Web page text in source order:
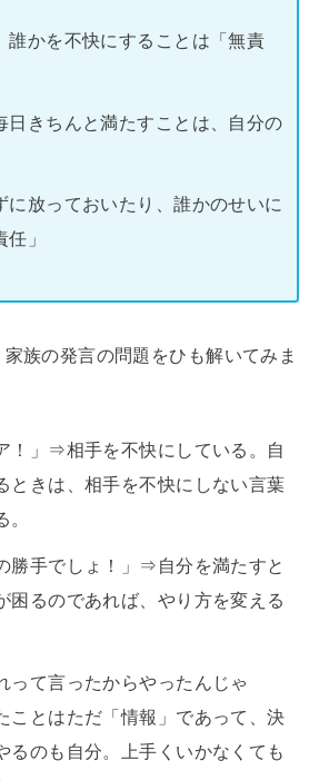
誰かを不快にすることは「無責
日きちんと満たすことは、自分の
に放っておいたり、誰かのせいに
」
族の発言の問題をひも解いてみま
！」⇒相手を不快にしている。自
ときは、相手を不快にしない言葉
勝手でしょ！」⇒自分を満たすと
困るのであれば、やり方を変える
って言ったからやったんじゃ
ことはただ「情報」であって、決
るのも自分。上手くいかなくても